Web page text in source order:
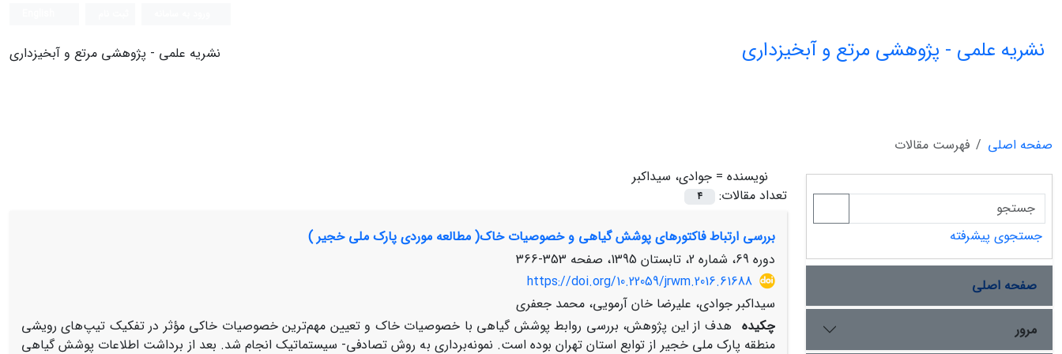
نشریه علمی - پژوهشی مرتع و آبخیزداری نشریه علمی - پژوهشی مرتع و آبخیزداری
صفحه اصلی
فهرست مقالات
نویسنده = جوادی، سیداکبر
تعداد مقالات:
4
بررسی ارتباط فاکتورهای پوشش گیاهی و خصوصیات خاک( مطالعه موردی پارک ملی خجیر )
دوره 69، شماره 2، تابستان 1395، صفحه
353-366
https://doi.org/10.22059/jrwm.2016.61688
سیداکبر جوادی، علیرضا خان آرمویی، محمد جعفری
چکیده هدف از این پژوهش، بررسی روابط پوشش گیاهی با خصوصیات خاک و تعیین مهم‌ترین خصوصیات خاکی مؤثر در تفکیک تیپ‌های رویشی
منطقه پارک ملی خجیر از توابع استان تهران بوده است. نمونه‌برداری به روش تصادفی- سیستماتیک انجام شد. بعد از برداشت اطلاعات پوشش گیاهی
جستجوی پیشرفته
صفحه اصلی
مرور